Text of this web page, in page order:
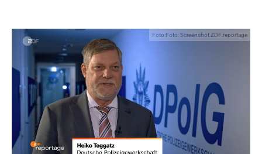
Foto:Foto: Screenshot ZDF.reportage